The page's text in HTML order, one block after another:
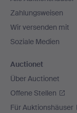
Zahlungsweisen
Wir versenden mit
Soziale Medien
Auctionet
Über Auctionet
Offene Stellen
Für Auktionshäuser